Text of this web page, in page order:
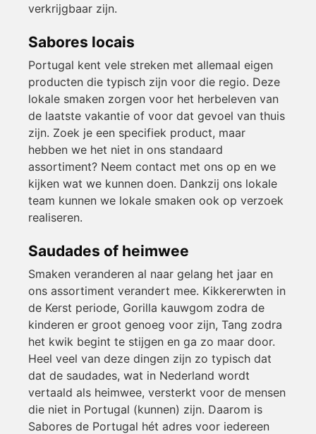
verkrijgbaar zijn.
Sabores locais
Portugal kent vele streken met allemaal eigen
producten die typisch zijn voor die regio. Deze
lokale smaken zorgen voor het herbeleven van
de laatste vakantie of voor dat gevoel van thuis
zijn. Zoek je een specifiek product, maar
hebben we het niet in ons standaard
assortiment? Neem contact met ons op en we
kijken wat we kunnen doen. Dankzij ons lokale
team kunnen we lokale smaken ook op verzoek
realiseren.
Saudades of heimwee
Smaken veranderen al naar gelang het jaar en
ons assortiment verandert mee. Kikkererwten in
de Kerst periode, Gorilla kauwgom zodra de
kinderen er groot genoeg voor zijn, Tang zodra
het kwik begint te stijgen en ga zo maar door.
Heel veel van deze dingen zijn zo typisch dat
dat de saudades, wat in Nederland wordt
vertaald als heimwee, versterkt voor de mensen
die niet in Portugal (kunnen) zijn. Daarom is
Sabores de Portugal hét adres voor iedereen